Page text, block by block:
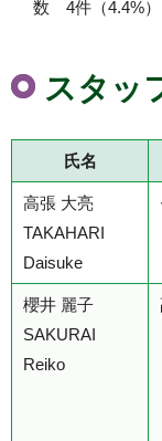
数 4件（4.4%）
スタッ
氏名
高張 大亮
TAKAHARI
Daisuke
櫻井 麗子
SAKURAI
Reiko